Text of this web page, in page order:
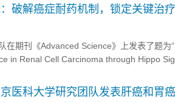
富含氧气和乳酸的“氧化型生态位”，从而为
破解癌症耐药机制，锁定关键治
在期刊《Advanced Science》上发表了题
in Renal Cell Carcinoma through Hippo
医科大学研究团队发表肝癌和胃